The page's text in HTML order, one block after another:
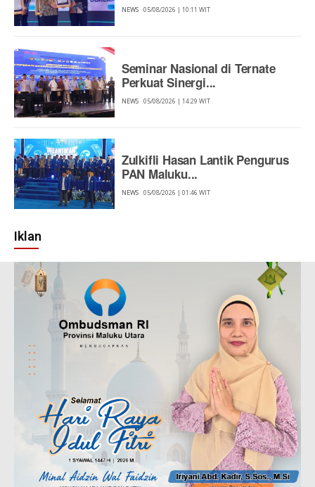
NEWS 05/08/2026 | 10:11 WIT
Seminar Nasional di Ternate
Perkuat Sinergi...
NEWS 05/08/2026 | 14:29 WIT
Zulkifli Hasan Lantik Pengurus
PAN Maluku...
NEWS 05/08/2026 | 01:46 WIT
Iklan